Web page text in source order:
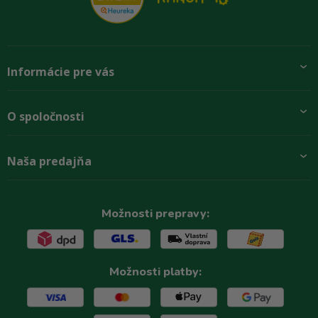
Informácie pre vás
Preprava a platba
Rady zákazníkom
O spoločnosti
O firme
Naša predajňa
Možnosti prepravy:
Možnosti platby: